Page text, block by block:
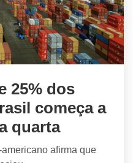
25% dos
começa a
quarta
afirma que